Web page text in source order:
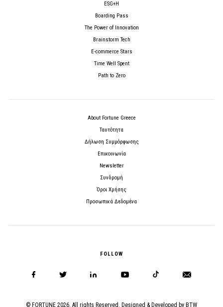
ESG+H
Boarding Pass
The Power of Innovation
Brainstorm Tech
E-commerce Stars
Time Well Spent
Path to Zero
About Fortune Greece
Ταυτότητα
Δήλωση Συμμόρφωσης
Επικοινωνία
Newsletter
Συνδρομή
Όροι Χρήσης
Προσωπικά Δεδομένα
FOLLOW
© FORTUNE 2026. All rights Reserved. Designed & Developed by BTW